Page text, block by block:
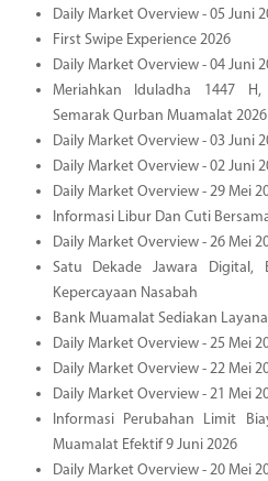
Daily Market Overview - 05 Juni
First Swipe Experience 2026
Daily Market Overview - 04 Juni
Meriahkan Iduladha 1447
Semarak Qurban Muamalat 2026
Daily Market Overview - 03 Juni
Daily Market Overview - 02 Juni
Daily Market Overview - 29 Mei
Informasi Libur Dan Cuti
Daily Market Overview - 26 Mei
Satu Dekade Jawara Digital,
Kepercayaan Nasabah
Bank Muamalat Sediakan
Daily Market Overview - 25 Mei
Daily Market Overview - 22 Mei
Daily Market Overview - 21 Mei
Informasi Perubahan Limit
Muamalat Efektif 9 Juni 2026
Daily Market Overview - 20 Mei